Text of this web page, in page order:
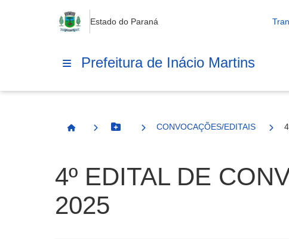
Estado do Paraná
Prefeitura de Inácio Martins
Página InicialBotão Menu
CONVOCAÇÕES/EDITAIS
4º EDITAL DE
2025